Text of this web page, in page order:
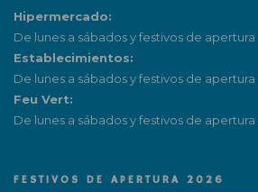
Hipermercado:
De lunes a sábados y festivos de apertura
Establecimientos:
De lunes a sábados y festivos de apertura
Feu Vert:
De lunes a sábados y festivos de apertura
FESTIVOS DE APERTURA 2026